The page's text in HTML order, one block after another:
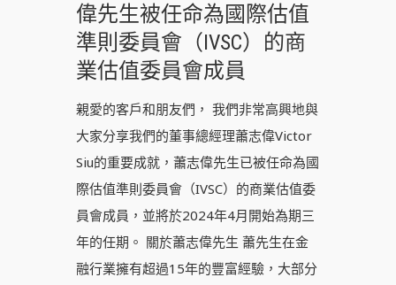
偉先生被任命為國際估值
準則委員會（IVSC）的商
業估值委員會成員
親愛的客戶和朋友們， 我們非常高興地與
大家分享我們的董事總經理蕭志偉Victor
Siu的重要成就，蕭志偉先生已被任命為國
際估值準則委員會（IVSC）的商業估值委
員會成員，並將於2024年4月開始為期三
年的任期。 關於蕭志偉先生 蕭先生在金
融行業擁有超過15年的豐富經驗，大部分